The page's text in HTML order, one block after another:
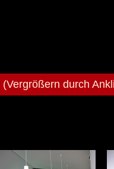
(Vergrößern durch